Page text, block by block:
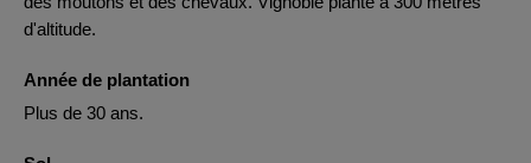
d'altitude.
Année de plantation
Plus de 30 ans.